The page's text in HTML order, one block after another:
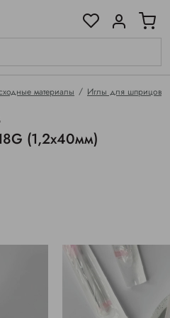
материалы Иглы для шприцов
(1,2х40мм)